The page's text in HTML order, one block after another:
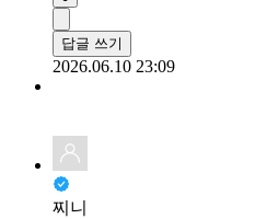
답글 쓰기
2026.06.10 23:09
찌니